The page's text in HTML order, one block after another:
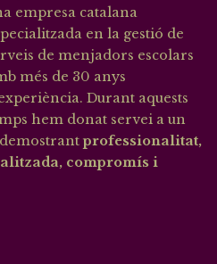
empresa catalana
en la gestió de
de menjadors escolars
més de 30 anys
Durant aquests
hem donat servei a un
professionalitat,
compromís i